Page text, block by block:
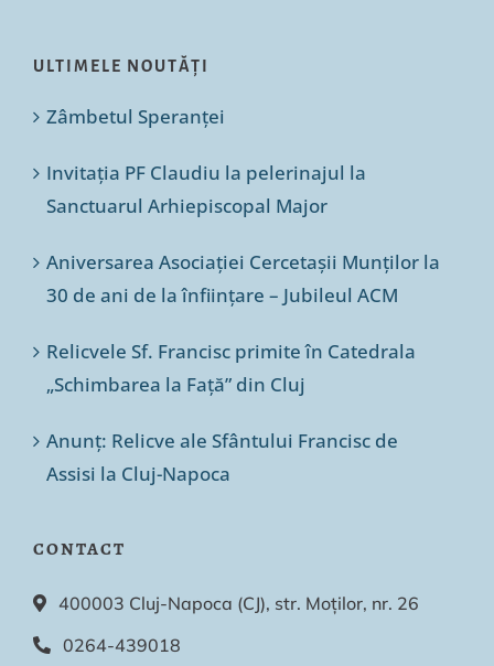
ULTIMELE NOUTĂȚI
Zâmbetul Speranței
Invitația PF Claudiu la pelerinajul la
Sanctuarul Arhiepiscopal Major
Aniversarea Asociației Cercetașii Munților la
30 de ani de la înființare – Jubileul ACM
Relicvele Sf. Francisc primite în Catedrala
„Schimbarea la Față” din Cluj
Anunț: Relicve ale Sfântului Francisc de
Assisi la Cluj-Napoca
CONTACT
400003 Cluj-Napoca (CJ), str. Moților, nr. 26
0264-439018